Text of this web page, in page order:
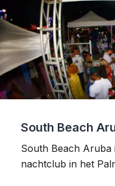
South Beach
South Beach Aruba
nachtclub in het